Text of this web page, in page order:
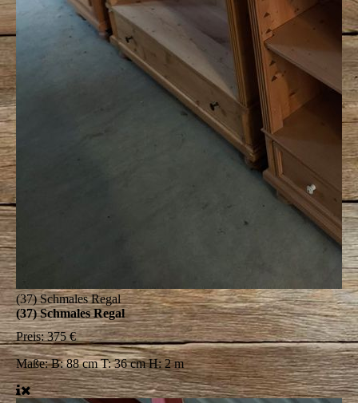
(37) Schmales Regal
(37) Schmales Regal
Preis:375 €
Maße:B: 88 cm T: 36 cm H: 2 m